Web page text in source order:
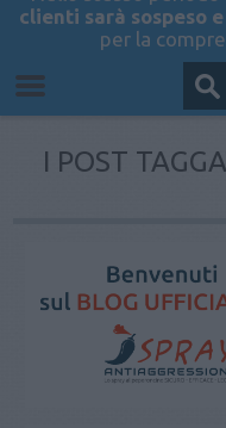
clienti sarà sospeso
per la
I POST